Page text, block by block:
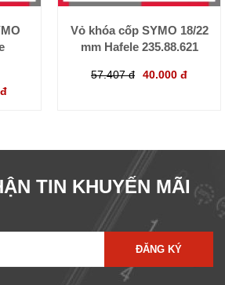
Vỏ khóa cốp SYMO 18/22
mm Hafele 235.88.621
57.407 đ 40.000 đ
TIN KHUYẾN MÃI
ĐĂNG KÝ